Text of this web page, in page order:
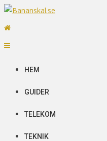
Skip
Bananskal.se
Senaste nytt
HEM
GUIDER
TELEKOM
TEKNIK